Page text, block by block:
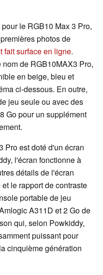
le RGB10 Max 3 Pro,
photos de
fait surface en ligne.
de RGB10MAX3 Pro,
en beige, bleu et
ci-dessous. En outre,
jeu seule ou avec des
Go pour un supplément
Pro est doté d'un écran
l'écran fonctionne à
détails de l'écran
le rapport de contraste
portable de jeu
A311D et 2 Go de
qui, selon Powkiddy,
puissant pour
cinquième génération